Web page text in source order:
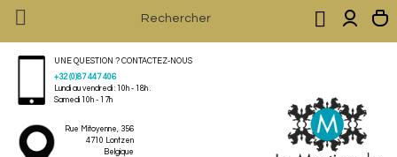
 
UNE QUESTION ? CONTACTEZ-NOUS
+32 (0)87 447 406
Lundi au vendredi : 10h - 18h .
Samedi 10h - 17h
Rue Mitoyenne, 356
4710 Lontzen
Belgique